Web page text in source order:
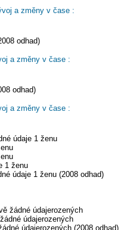
a změny v čase :
odhad)
a změny v čase :
odhad)
a změny v čase :
údaje 1 ženu
1 ženu
údaje 1 ženu (2008 odhad)
žádné údajerozených
údajerozených
údajerozených (2008 odhad)